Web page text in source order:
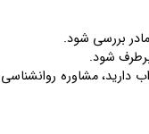
بررسی شود.
شود.
دارید، مشاوره روانشناسی